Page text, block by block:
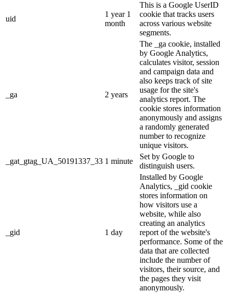
uid
1 year 1
month
This is a Google UserID
cookie that tracks users
across various website
segments.
_ga 2 years
The _ga cookie, installed
by Google Analytics,
calculates visitor, session
and campaign data and
also keeps track of site
usage for the site's
analytics report. The
cookie stores information
anonymously and assigns
a randomly generated
number to recognize
unique visitors.
_gat_gtag_UA_50191337_33 1 minute
Set by Google to
distinguish users.
_gid 1 day
Installed by Google
Analytics, _gid cookie
stores information on
how visitors use a
website, while also
creating an analytics
report of the website's
performance. Some of the
data that are collected
include the number of
visitors, their source, and
the pages they visit
anonymously.